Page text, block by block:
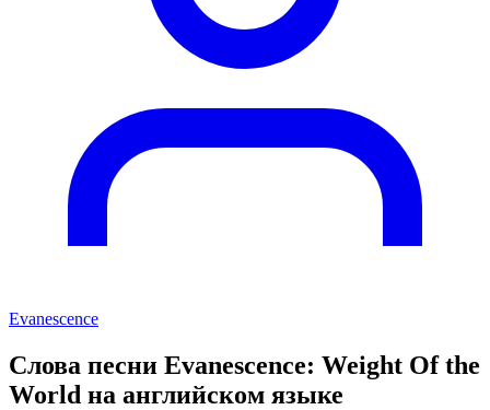
Evanescence
Слова песни Evanescence: Weight Of the
World на английском языке